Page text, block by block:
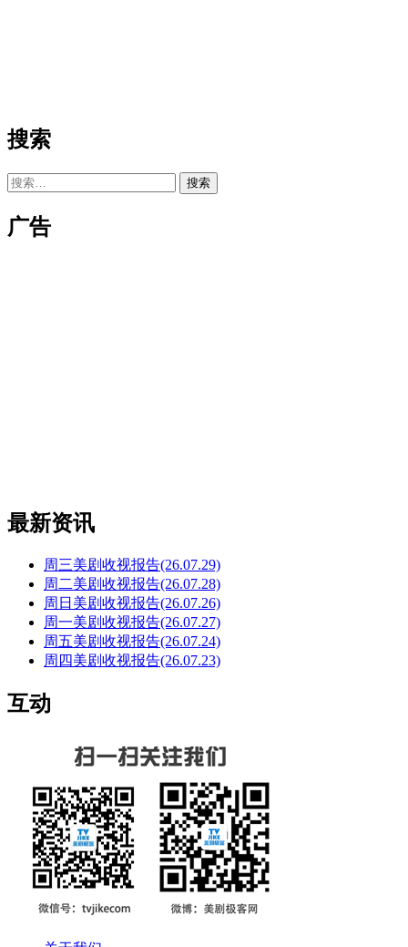
搜索
搜
广告
最新资讯
周三美剧收视报告(26.07.29)
周二美剧收视报告(26.07.28)
周日美剧收视报告(26.07.26)
周一美剧收视报告(26.07.27)
周五美剧收视报告(26.07.24)
周四美剧收视报告(26.07.23)
互动